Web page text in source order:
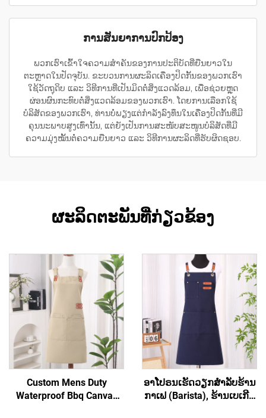
ການສັນຍາການປົກປ້ອງ
ພວກເຮົາເຂົ້າໃຈຄວາມສຳຄັນຂອງການປະຕິບັດທີ່ຍືນຍາວໃນ
ຕະຫຼາດໃນປັດຈຸບັນ. ຂະບວນການຜະລິດເຄື່ອງປິດກັ້ນຂອງພວກເຮົາ
ໃຊ້ວັດຖຸດິບ ແລະ ວິທີການທີ່ເປັນມິດຕໍ່ສິ່ງແວດລ້ອມ, ເພື່ອຊ່ວຍຫຼຸດ
ຜ່ອນຜົນກະທົບຕໍ່ສິ່ງແວດລ້ອມຂອງພວກເຮົາ. ໂດຍການເລືອກໃຊ້
ບໍລິສັດຂອງພວກເຮົາ, ທ່ານບໍ່ພຽງແຕ່ກຳລັງລົງທຶນໃນເຄື່ອງປິດກັ້ນທີ່ມີ
ຄຸນນະພາບສູງເທົ່ານັ້ນ, ແຕ່ຍັງເປັນການສະໜັບສະໜູນບໍລິສັດທີ່ມີ
ຄວາມມຸ່ງໝັ້ນຕໍ່ຄວາມຍືນຍາວ ແລະ ວິທີການຜະລິດທີ່ຮັບຜິດຊອບ.
ຜະລິດຕະພັນທີ່ກ່ຽວຂ້ອງ
Custom Mens Duty
Waterproof Bbq Canvas
ອາໂປຣນເຮັດວຽກສຳລັບຮ້ານ
ກາເຟ (Barista), ຮ້ານເບເກີຣີ່